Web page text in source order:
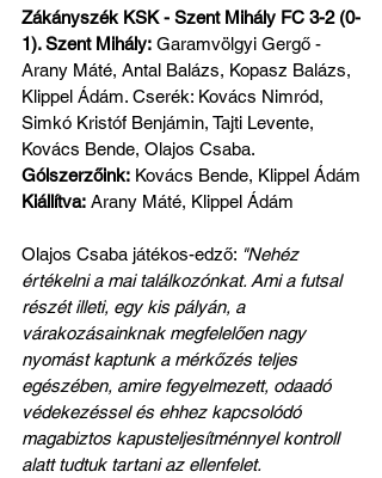
Zákányszék KSK - Szent Mihály FC 3-2 (0-
1). Szent Mihály: Garamvölgyi Gergő -
Arany Máté, Antal Balázs, Kopasz Balázs,
Klippel Ádám. Cserék: Kovács Nimród,
Simkó Kristóf Benjámin, Tajti Levente,
Kovács Bende, Olajos Csaba.
Gólszerzőink: Kovács Bende, Klippel Ádám
Kiállítva: Arany Máté, Klippel Ádám
Olajos Csaba játékos-edző: "Nehéz
értékelni a mai találkozónkat. Ami a futsal
részét illeti, egy kis pályán, a
várakozásainknak megfelelően nagy
nyomást kaptunk a mérkőzés teljes
egészében, amire fegyelmezett, odaadó
védekezéssel és ehhez kapcsolódó
magabiztos kapusteljesítménnyel kontroll
alatt tudtuk tartani az ellenfelet.